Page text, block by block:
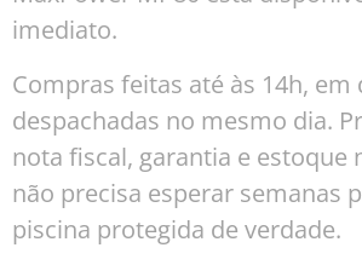
imediato.
Compras feitas até às 14h, em
despachadas no mesmo dia.
nota fiscal, garantia e estoque
não precisa esperar semanas
piscina protegida de verdade.